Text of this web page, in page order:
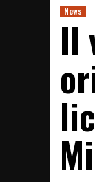
News
Il